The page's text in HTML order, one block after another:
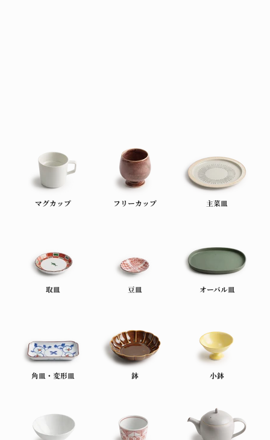
マグカップ フリーカップ 主菜皿
取皿 豆皿 オーバル皿
角皿・変形皿 鉢 小鉢